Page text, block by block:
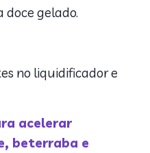
doce gelado.
no liquidificador e
acelerar
beterraba e